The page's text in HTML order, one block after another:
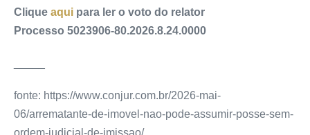
Clique aqui para ler o voto do relator
Processo 5023906-80.2026.8.24.0000
fonte: https://www.conjur.com.br/2026-mai-
06/arrematante-de-imovel-nao-pode-assumir-posse-sem-
ordem-judicial-de-imissao/